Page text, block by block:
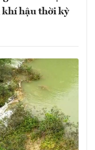
hậu thời kỳ